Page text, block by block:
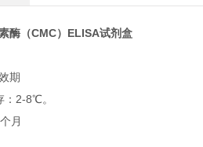
酶（CMC）ELISA试剂盒
期
：2-8℃。
月